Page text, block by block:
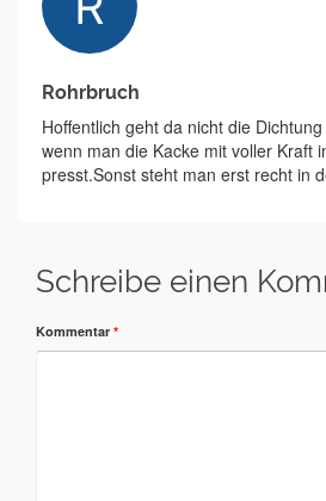
Rohrbruch
Hoffentlich geht da nicht die
wenn man die Kacke mit voller Kraft
presst.Sonst steht man erst recht in
Schreibe einen
Kommentar *